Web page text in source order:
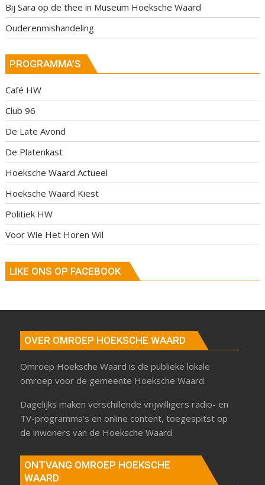
Bij Sara op de thee in Museum Hoeksche Waard
Ouderenmishandeling
PROGRAMMA’S
Café HW
Club 96
De Late Avond
De Platenkast
Hoeksche Waard Actueel
Hoeksche Waard Kiest
Politiek HW
Voor Wie Het Horen Wil
LIKE ONS OP FACEBOOK
OVER OMROEP HOEKSCHE WAARD
Omroep Hoeksche Waard is de publieke lokale
omroep voor de gemeente Hoeksche Waard.
Dagelijks maken verschillende vrijwilligers radio- en
TV-programma’s en online content, toegespitst op
de inwoners van de Hoeksche Waard.
ONTVANG OMROEP HOEKSCHE
WAARD